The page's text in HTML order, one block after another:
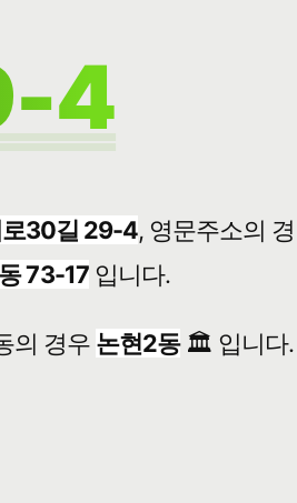
4
로30길 29-4, 영문주소의
73-17입니다.
의 경우 논현2동🏛️ 입니다.